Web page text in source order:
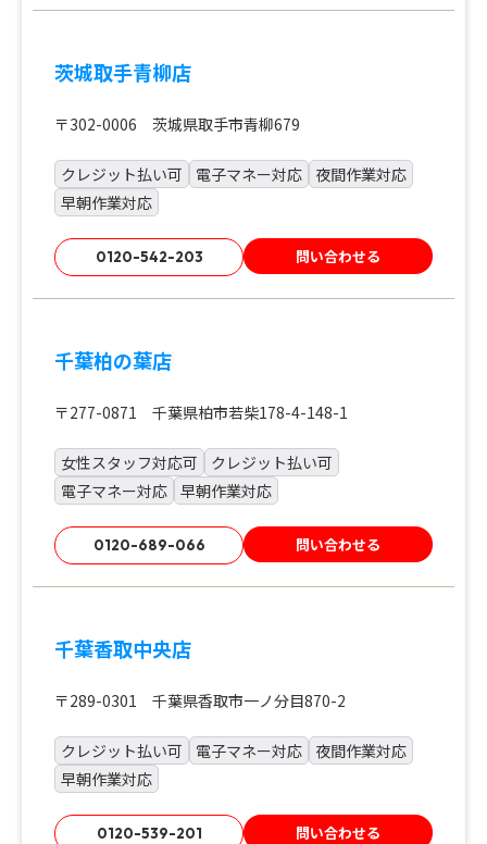
茨城取手青柳店
〒302-0006 茨城県取手市青柳679
クレジット払い可 電子マネー対応
夜間作業対応
早朝作業対応
0120-542-203 問い合わせる
千葉柏の葉店
〒277-0871 千葉県柏市若柴178-4-148-1
女性スタッフ対応可
クレジット払い可
電子マネー対応 早朝作業対応
0120-689-066 問い合わせる
千葉香取中央店
〒289-0301 千葉県香取市一ノ分目870-2
クレジット払い可 電子マネー対応
夜間作業対応
早朝作業対応
0120-539-201 問い合わせる